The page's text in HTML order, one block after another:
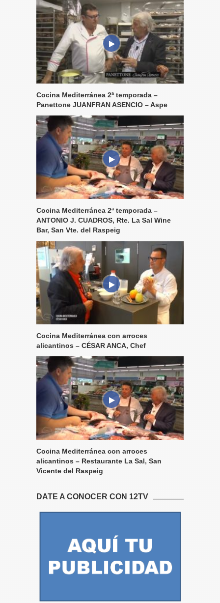
Cocina Mediterránea 2ª temporada –
Panettone JUANFRAN ASENCIO – Aspe
Cocina Mediterránea 2ª temporada –
ANTONIO J. CUADROS, Rte. La Sal Wine
Bar, San Vte. del Raspeig
Cocina Mediterránea con arroces
alicantinos – CÉSAR ANCA, Chef
Cocina Mediterránea con arroces
alicantinos – Restaurante La Sal, San
Vicente del Raspeig
DATE A CONOCER CON 12TV